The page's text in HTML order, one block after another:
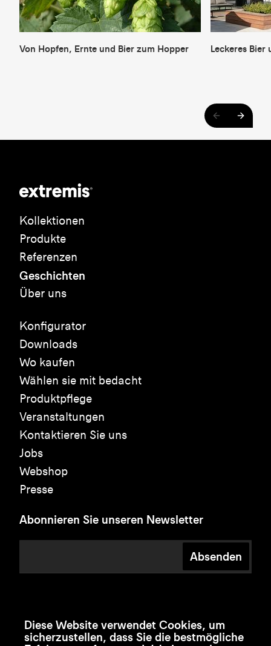
Von Hopfen, Ernte und Bier zum Hopper Leckeres Bier
Kollektionen
Produkte
Referenzen
Geschichten
Über uns
Konfigurator
Downloads
Wo kaufen
Wählen sie mit bedacht
Produktpflege
Veranstaltungen
Kontaktieren Sie uns
Jobs
Webshop
Presse
Abonnieren Sie unseren Newsletter
Absenden
Diese Website verwendet Cookies, um
sicherzustellen, dass Sie die bestmögliche